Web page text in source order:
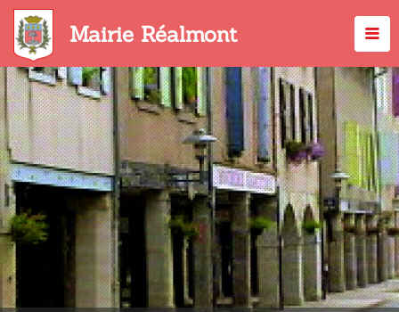
Aller
contenu
principal
Mairie Réalmont